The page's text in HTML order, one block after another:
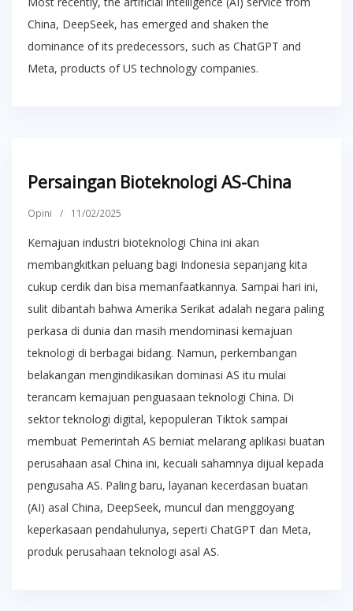
China, DeepSeek, has emerged and shaken the
dominance of its predecessors, such as ChatGPT and
Meta, products of US technology companies.
Persaingan Bioteknologi AS-China
Opini / 11/02/2025
Kemajuan industri bioteknologi China ini akan
membangkitkan peluang bagi Indonesia sepanjang kita
cukup cerdik dan bisa memanfaatkannya. Sampai hari ini,
sulit dibantah bahwa Amerika Serikat adalah negara paling
perkasa di dunia dan masih mendominasi kemajuan
teknologi di berbagai bidang. Namun, perkembangan
belakangan mengindikasikan dominasi AS itu mulai
terancam kemajuan penguasaan teknologi China. Di
sektor teknologi digital, kepopuleran Tiktok sampai
membuat Pemerintah AS berniat melarang aplikasi buatan
perusahaan asal China ini, kecuali sahamnya dijual kepada
pengusaha AS. Paling baru, layanan kecerdasan buatan
(AI) asal China, DeepSeek, muncul dan menggoyang
keperkasaan pendahulunya, seperti ChatGPT dan Meta,
produk perusahaan teknologi asal AS.